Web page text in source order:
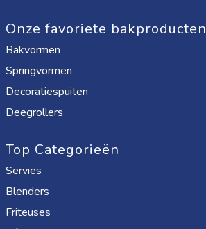
Onze favoriete bakproducten
Bakvormen
Springvormen
Decoratiespuiten
Deegrollers
Top Categorieën
Servies
Blenders
Friteuses